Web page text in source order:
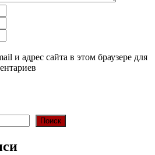
и адрес сайта в этом браузере для
Поиск